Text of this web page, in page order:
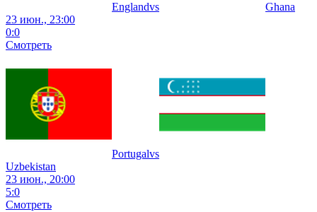
Englandvs
Ghana
23 июн., 23:00
0:0
Смотреть
Portugalvs
Uzbekistan
23 июн., 20:00
5:0
Смотреть